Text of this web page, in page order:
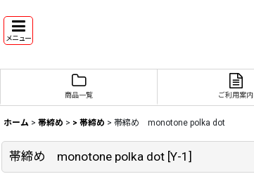
メニュー
商品一覧 ご利用案内
ホーム > 帯締め > > 帯締め > 帯締め monotone polka dot
帯締め monotone polka dot [Y-1 ]